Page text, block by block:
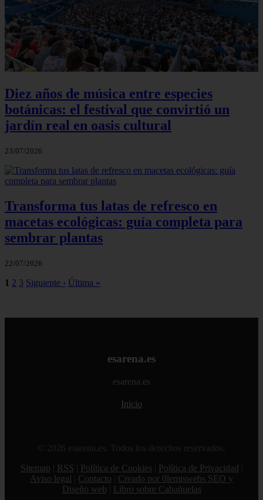
Diez años de música entre especies
botánicas: el festival que convirtió un
jardín real en oasis cultural
23/07/2026
Transforma tus latas de refresco en
macetas ecológicas: guía completa para
sembrar plantas
22/07/2026
1 2 3 Siguiente › Última »
esarena.es
esarena.es
Inicio
© 2026 esarena.es. Todos los derechos reservados.
Sitemap
RSS Política de Cookies Política de Privacidad
Aviso legal
Contacto
Creado por 0lemiswebs SEO y
Diseño web
Libro sobre Cabañuelas